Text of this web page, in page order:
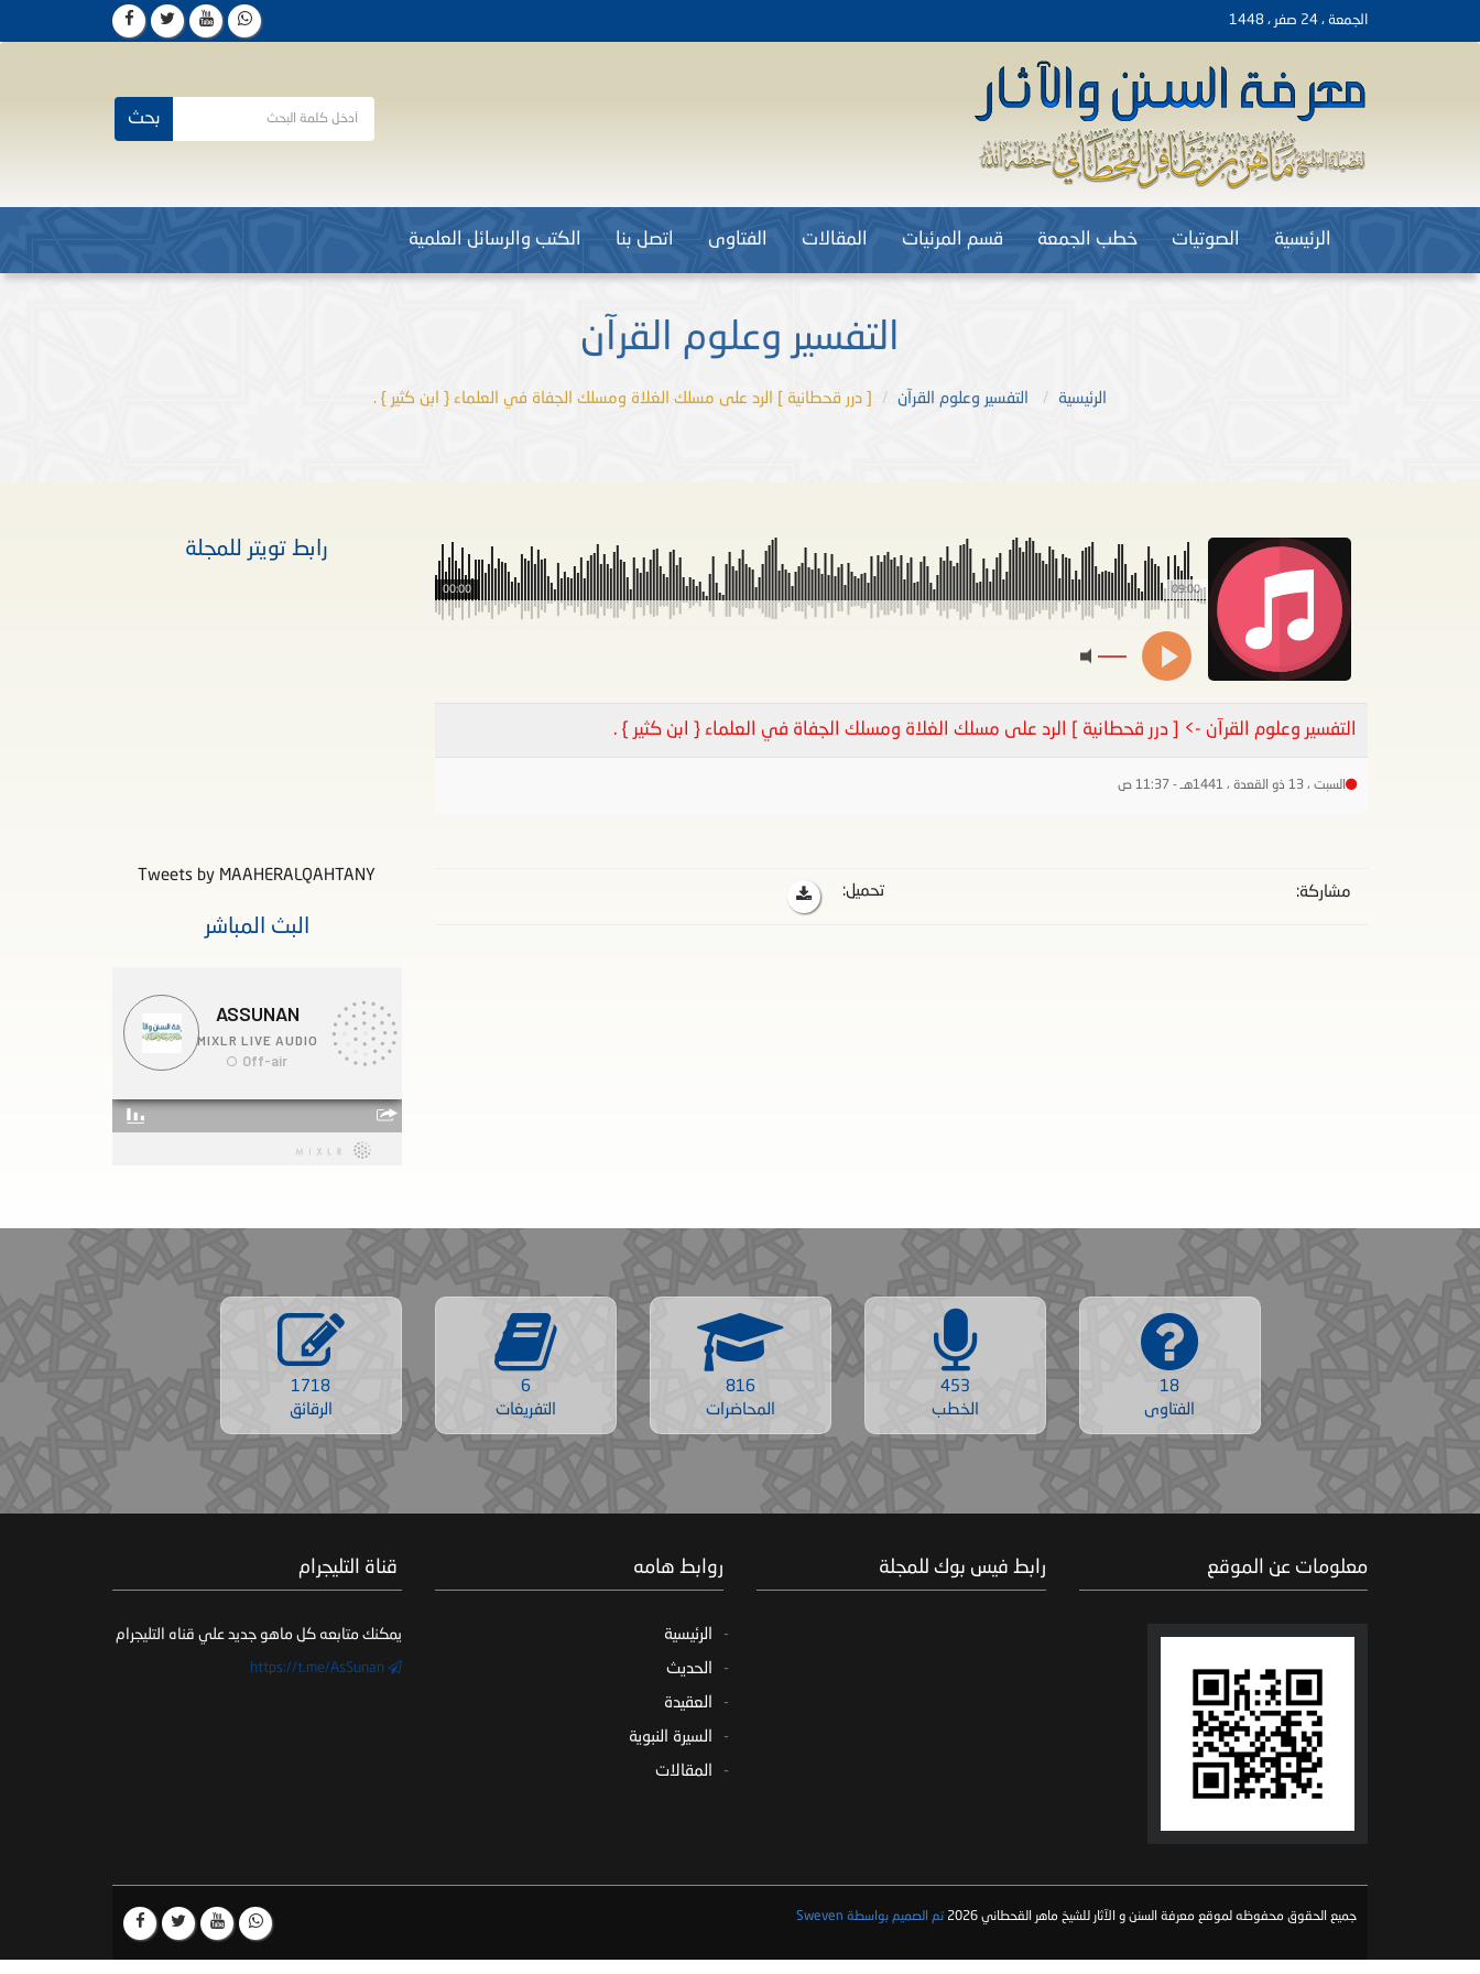
الجمعة ، 24 صفر ، 1448
بحث
الرئيسية الصوتيات خطب الجمعة قسم المرئيات المقالات الفتاوى اتصل بنا الكتب والرسائل العلمية
التفسير وعلوم القرآن
الرئيسية التفسير وعلوم القرآن [ درر قحطانية ] الرد على مسلك الغلاة ومسلك الجفاة في العلماء { ابن كثير } .
09:00
00:00
التفسير وعلوم القرآن -> [ درر قحطانية ] الرد على مسلك الغلاة ومسلك الجفاة في العلماء { ابن كثير } .
السبت ، 13 ذو القعدة ، 1441هـ - 11:37 ص
مشاركة: تحميل:
رابط تويتر للمجلة
Tweets by MAAHERALQAHTANY
البث المباشر
18
الفتاوى
453
الخطب
816
المحاضرات
6
التفريغات
1718
الرقائق
معلومات عن الموقع رابط فيس بوك للمجلة روابط هامه
الرئيسية
الحديث
العقيدة
السيرة النبوية
المقالات
‏ قناة التليجرام
يمكنك متابعه كل ماهو جديد علي قناه التليجرام
https://t.me/AsSunan
جميع الحقوق محفوظه لموقع معرفة السنن و الآثار للشيخ ماهر القحطاني 2026 تم الصميم بواسطة Sweven